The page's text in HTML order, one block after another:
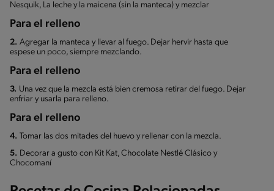
Nesquik, La leche y la maicena (sin la manteca) y mezclar
Para el relleno
2. Agregar la manteca y llevar al fuego. Dejar hervir hasta que
espese un poco, siempre mezclando.
Para el relleno
3. Una vez que la mezcla está bien cremosa retirar del fuego. Dejar
enfriar y usarla para relleno.
Para el relleno
4. Tomar las dos mitades del huevo y rellenar con la mezcla.
5. Decorar a gusto con Kit Kat, Chocolate Nestlé Clásico y
Chocomaní